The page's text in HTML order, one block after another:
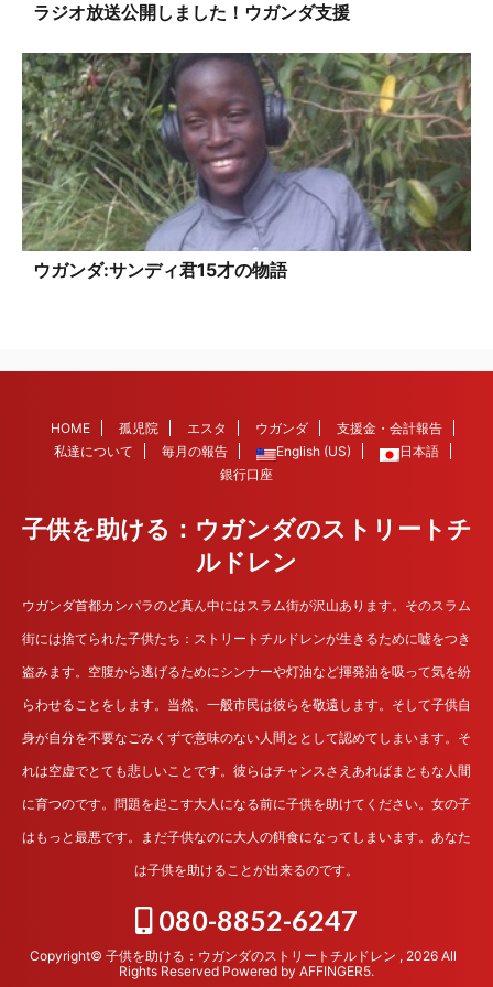
ラジオ放送公開しました！ウガンダ支援
ウガンダ:サンディ君15才の物語
HOME 孤児院 エスタ ウガンダ
支援金・会計報告
私達について
毎月の報告 English (US)
日本語
銀行口座
子供を助ける：ウガンダのストリートチ
ルドレン
ウガンダ首都カンパラのど真ん中にはスラム街が沢山あります。そのスラム
街には捨てられた子供たち：ストリートチルドレンが生きるために嘘をつき
盗みます。空腹から逃げるためにシンナーや灯油など揮発油を吸って気を紛
らわせることをします。当然、一般市民は彼らを敬遠します。そして子供自
身が自分を不要なごみくずで意味のない人間ととして認めてしまいます。そ
れは空虚でとても悲しいことです。彼らはチャンスさえあればまともな人間
に育つのです。問題を起こす大人になる前に子供を助けてください。女の子
はもっと最悪です。まだ子供なのに大人の餌食になってしまいます。あなた
は子供を助けることが出来るのです。
080-8852-6247
Copyright© 子供を助ける：ウガンダのストリートチルドレン , 2026 All
Rights Reserved Powered by AFFINGER5.